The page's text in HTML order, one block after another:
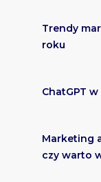
Trendy
roku
ChatGPT
Marketing
czy warto